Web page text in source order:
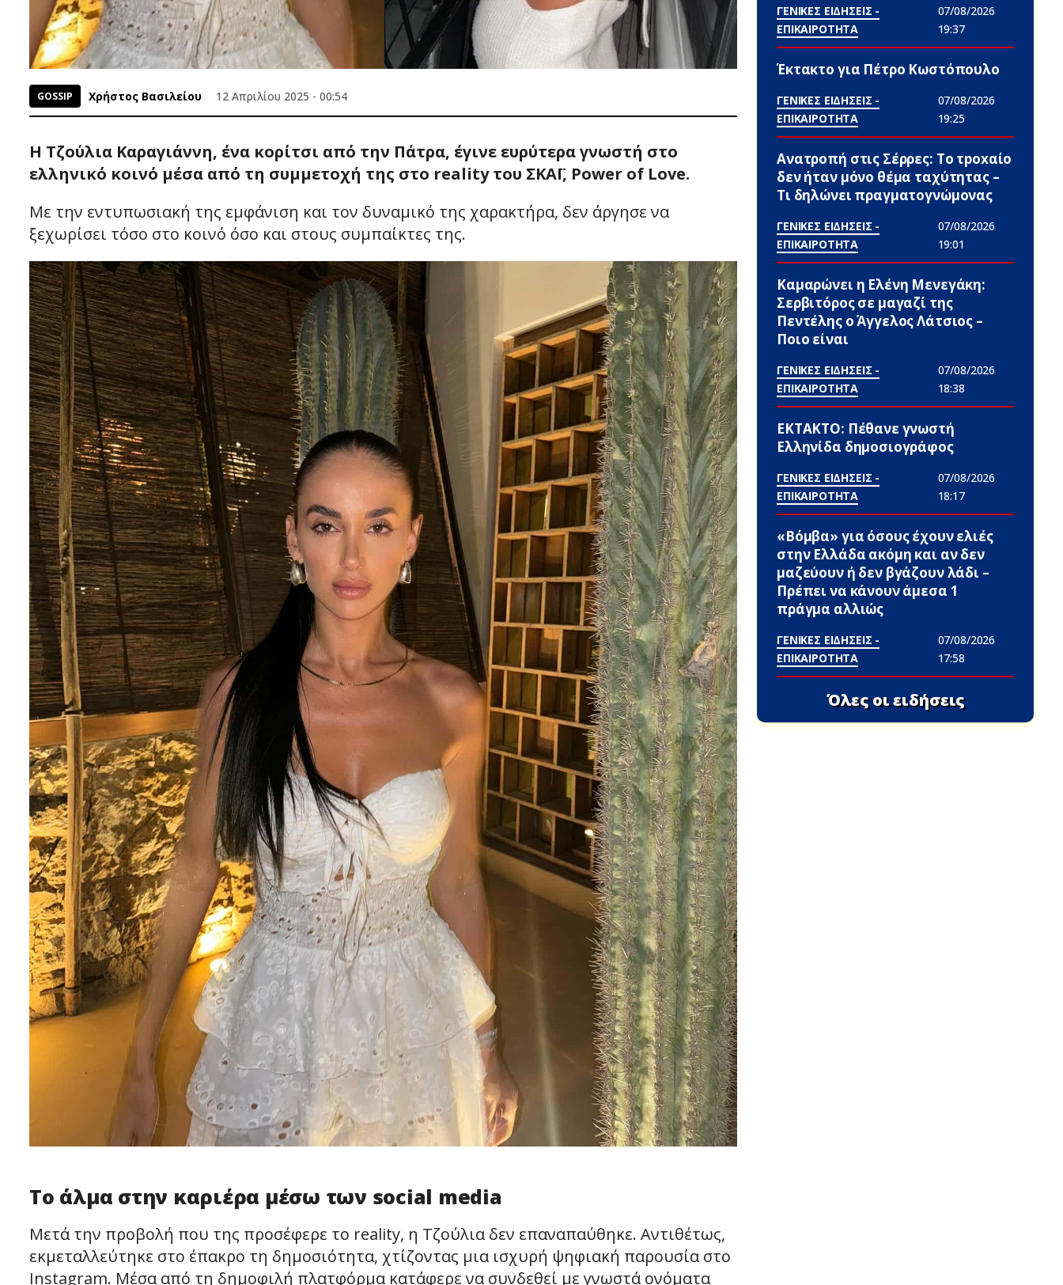
GOSSIP Χρήστος Βασιλείου 12 Απριλίου 2025 - 00:54
Η Τζούλια Καραγιάννη, ένα κορίτσι από την Πάτρα, έγινε ευρύτερα γνωστή στο
ελληνικό κοινό μέσα από τη συμμετοχή της στο reality του ΣΚΑΪ, Power of Love.
Με την εντυπωσιακή της εμφάνιση και τον δυναμικό της χαρακτήρα, δεν άργησε να
ξεχωρίσει τόσο στο κοινό όσο και στους συμπαίκτες της.
Το άλμα στην καριέρα μέσω των social media
Μετά την προβολή που της προσέφερε το reality, η Τζούλια δεν επαναπαύθηκε. Αντιθέτως,
εκμεταλλεύτηκε στο έπακρο τη δημοσιότητα, χτίζοντας μια ισχυρή ψηφιακή παρουσία στο
Instagram. Μέσα από τη δημοφιλή πλατφόρμα κατάφερε να συνδεθεί με γνωστά ονόματα
ΓΕΝΙΚΕΣ ΕΙΔΗΣΕΙΣ -
ΕΠΙΚΑΙΡΟΤΗΤΑ
07/08/2026
19:37
Έκτακτο για Πέτρο Κωστόπουλο
ΓΕΝΙΚΕΣ ΕΙΔΗΣΕΙΣ -
ΕΠΙΚΑΙΡΟΤΗΤΑ
07/08/2026
19:25
Ανατροπή στις Σέρρες: Το τpoxαίο
δεν ήταν μόνο θέμα ταχύτητας –
Τι δηλώνει πραγματογνώμονας
ΓΕΝΙΚΕΣ ΕΙΔΗΣΕΙΣ -
ΕΠΙΚΑΙΡΟΤΗΤΑ
07/08/2026
19:01
Καμαρώνει η Ελένη Μενεγάκη:
Σερβιτόρος σε μαγαζί της
Πεντέλης ο Άγγελος Λάτσιος –
Ποιο είναι
ΓΕΝΙΚΕΣ ΕΙΔΗΣΕΙΣ -
ΕΠΙΚΑΙΡΟΤΗΤΑ
07/08/2026
18:38
ΕΚΤΑΚΤΟ: Πέθανε γνωστή
Ελληνίδα δημοσιογράφος
ΓΕΝΙΚΕΣ ΕΙΔΗΣΕΙΣ -
ΕΠΙΚΑΙΡΟΤΗΤΑ
07/08/2026
18:17
«Βόμβα» για όσους έχουν ελιές
στην Ελλάδα ακόμη και αν δεν
μαζεύουν ή δεν βγάζουν λάδι –
Πρέπει να κάνουν άμεσα 1
πράγμα αλλιώς
ΓΕΝΙΚΕΣ ΕΙΔΗΣΕΙΣ -
ΕΠΙΚΑΙΡΟΤΗΤΑ
07/08/2026
17:58
Όλες οι ειδήσεις